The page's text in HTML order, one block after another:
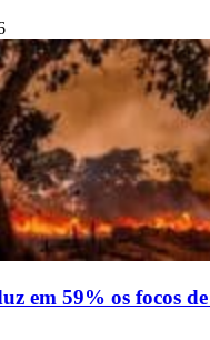
em 59% os focos